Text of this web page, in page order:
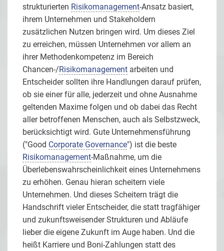
strukturierten Risikomanagement-Ansatz basiert,
ihrem Unternehmen und Stakeholdern
zusätzlichen Nutzen bringen wird. Um dieses Ziel
zu erreichen, müssen Unternehmen vor allem an
ihrer Methodenkompetenz im Bereich
Chancen-/Risikomanagement arbeiten und
Entscheider sollten ihre Handlungen darauf prüfen,
ob sie einer für alle, jederzeit und ohne Ausnahme
geltenden Maxime folgen und ob dabei das Recht
aller betroffenen Menschen, auch als Selbstzweck,
berücksichtigt wird. Gute Unternehmensführung
("Good Corporate Governance") ist die beste
Risikomanagement-Maßnahme, um die
Überlebenswahrscheinlichkeit eines Unternehmens
zu erhöhen. Genau hieran scheitern viele
Unternehmen. Und dieses Scheitern trägt die
Handschrift vieler Entscheider, die statt tragfähiger
und zukunftsweisender Strukturen und Abläufe
lieber die eigene Zukunft im Auge haben. Und die
heißt Karriere und Boni-Zahlungen statt des